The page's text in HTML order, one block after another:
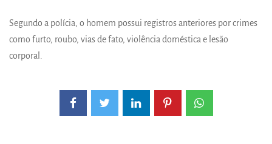
Segundo a polícia, o homem possui registros anteriores por crimes
como furto, roubo, vias de fato, violência doméstica e lesão
corporal.